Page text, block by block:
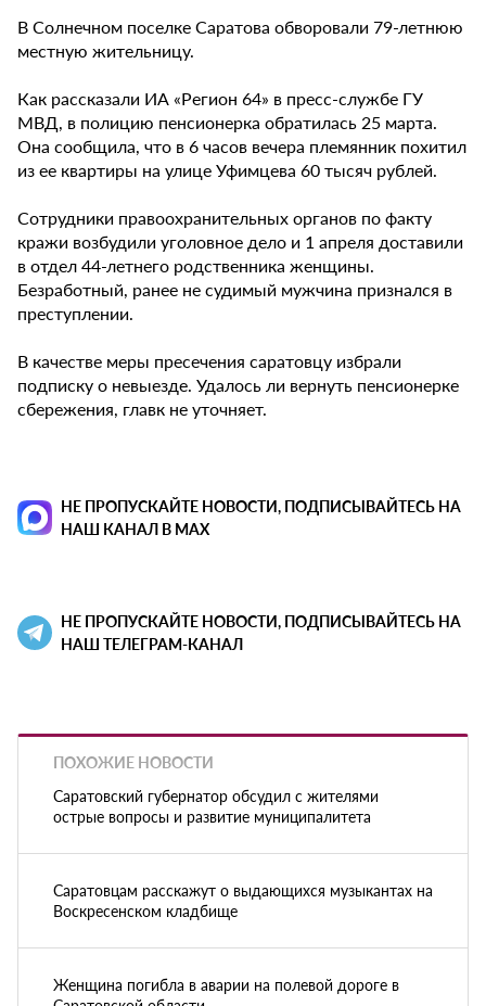
В Солнечном поселке Саратова обворовали 79-летнюю
местную жительницу.
Как рассказали ИА «Регион 64» в пресс-службе ГУ
МВД, в полицию пенсионерка обратилась 25 марта.
Она сообщила, что в 6 часов вечера племянник похитил
из ее квартиры на улице Уфимцева 60 тысяч рублей.
Сотрудники правоохранительных органов по факту
кражи возбудили уголовное дело и 1 апреля доставили
в отдел 44-летнего родственника женщины.
Безработный, ранее не судимый мужчина признался в
преступлении.
В качестве меры пресечения саратовцу избрали
подписку о невыезде. Удалось ли вернуть пенсионерке
сбережения, главк не уточняет.
НЕ ПРОПУСКАЙТЕ НОВОСТИ, ПОДПИСЫВАЙТЕСЬ НА
НАШ КАНАЛ В MAX
НЕ ПРОПУСКАЙТЕ НОВОСТИ, ПОДПИСЫВАЙТЕСЬ НА
НАШ ТЕЛЕГРАМ-КАНАЛ
ПОХОЖИЕ НОВОСТИ
Саратовский губернатор обсудил с жителями
острые вопросы и развитие муниципалитета
Саратовцам расскажут о выдающихся музыкантах на
Воскресенском кладбище
Женщина погибла в аварии на полевой дороге в